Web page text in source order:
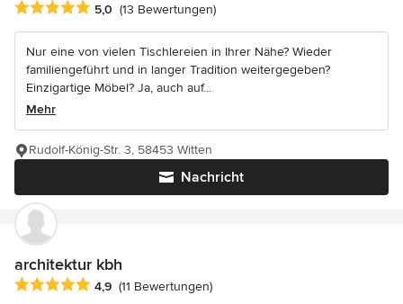
Durchschnittliche Bewertung: 5 von 5 Sternen
5,0 (13 Bewertungen)
Nur eine von vielen Tischlereien in Ihrer Nähe? Wieder
familiengeführt und in langer Tradition weitergegeben?
Einzigartige Möbel? Ja, auch auf...
Mehr
Nachricht
Rudolf-König-Str. 3, 58453 Witten
architektur kbh
Durchschnittliche Bewertung: 4.9 von 5 Sternen
4,9 (11 Bewertungen)